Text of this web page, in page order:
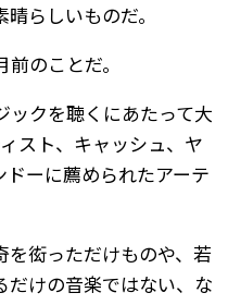
らしいものだ。
のことだ。
ックを聴くにあたって大
スト、キャッシュ、ヤ
ーに薦められたアーテ
を衒っただけものや、若
だけの音楽ではない、な